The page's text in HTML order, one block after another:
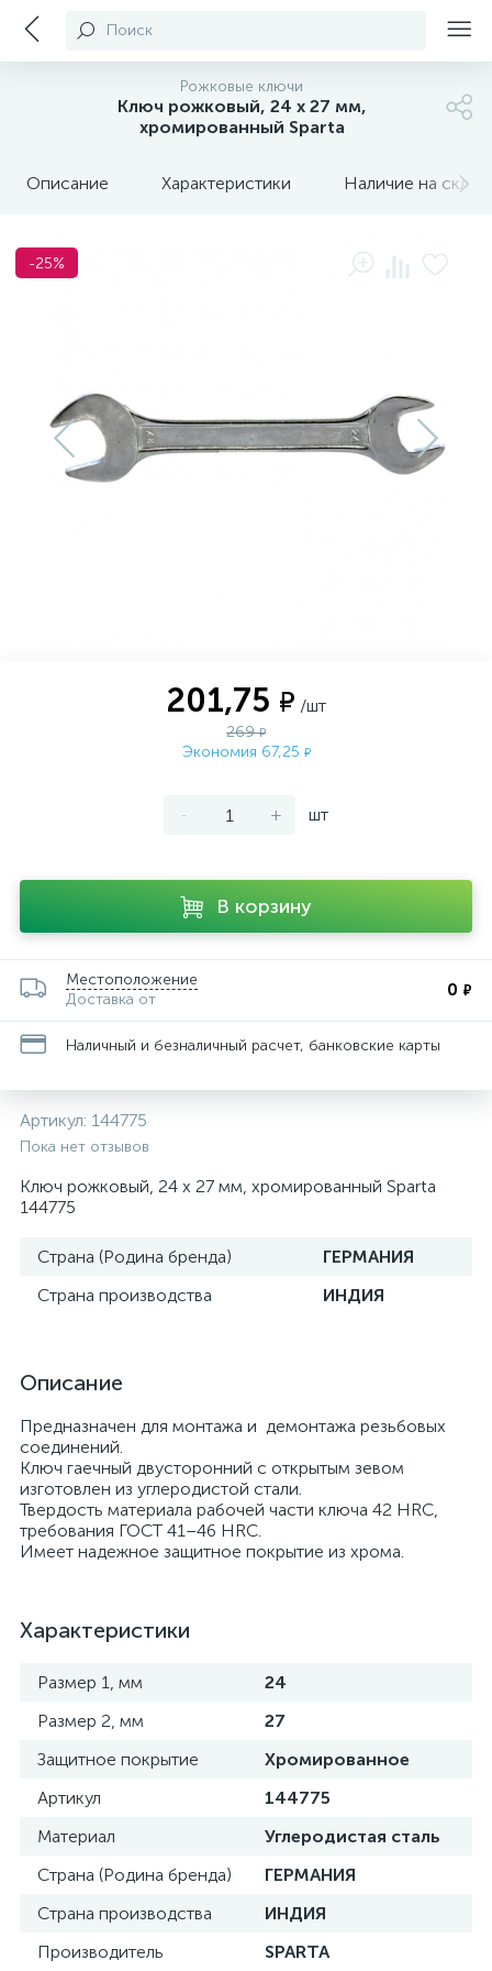
Поиск
Рожковые ключи
Ключ рожковый, 24 х 27 мм,
хромированный Sparta
Описание Характеристики Наличие на
-25%
201,75 ₽ /шт
269₽
Экономия 67,25 ₽
- + шт
В корзину
Местоположение
Доставка от
0 ₽
Наличный и безналичный расчет, банковские карты
Артикул: 144775
Пока нет отзывов
Ключ рожковый, 24 х 27 мм, хромированный Sparta
144775
Страна (Родина бренда)
ГЕРМАНИЯ
Страна производства
ИНДИЯ
Описание
Предназначен для монтажа и демонтажа резьбовых
соединений.
Ключ гаечный двусторонний с открытым зевом
изготовлен из углеродистой стали.
Твердость материала рабочей части ключа 42 HRC,
требования ГОСТ 41–46 HRC.
Имеет надежное защитное покрытие из хрома.
Характеристики
Размер 1, мм
24
Размер 2, мм
27
Защитное покрытие
Хромированное
Артикул
144775
Материал
Углеродистая сталь
Страна (Родина бренда)
ГЕРМАНИЯ
Страна производства
ИНДИЯ
Производитель
SPARTA